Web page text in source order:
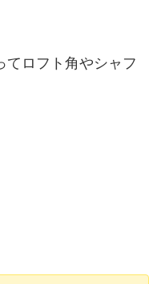
てロフト角やシャフ